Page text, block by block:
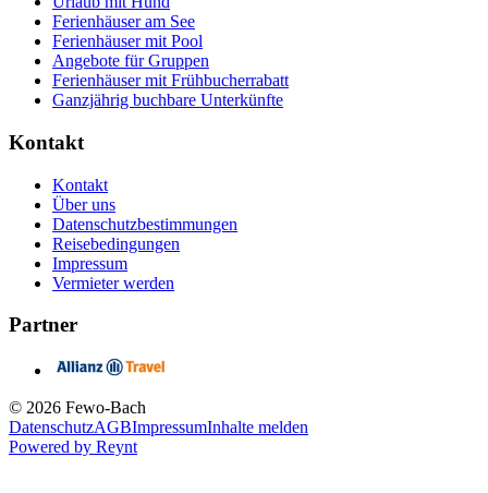
Ferienhäuser am See
Ferienhäuser mit Pool
Angebote für Gruppen
Ferienhäuser mit Frühbucherrabatt
Ganzjährig buchbare Unterkünfte
Kontakt
Kontakt
Über uns
Datenschutzbestimmungen
Reisebedingungen
Impressum
Vermieter werden
Partner
© 2026 Fewo-Bach
DatenschutzAGBImpressumInhalte melden
Powered by Reynt